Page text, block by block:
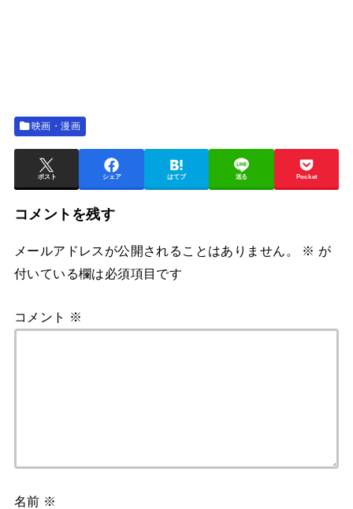
映画・漫画
ポスト シェア はてブ 送る Pocket
コメントを残す
メールアドレスが公開されることはありません。 ※ が
付いている欄は必須項目です
コメント ※
名前 ※